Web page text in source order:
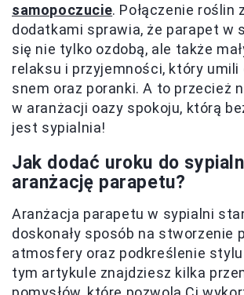
samopoczucie. Połączenie roślin
dodatkami sprawia, że parapet w
się nie tylko ozdobą, ale także
relaksu i przyjemności, który umili
snem oraz poranki. A to przecież
w aranżacji oazy spokoju, którą
jest sypialnia!
Jak dodać uroku do
aranżację parapetu?
Aranżacja parapetu w sypialni
doskonały sposób na stworzenie
atmosfery oraz podkreślenie
tym artykule znajdziesz kilka